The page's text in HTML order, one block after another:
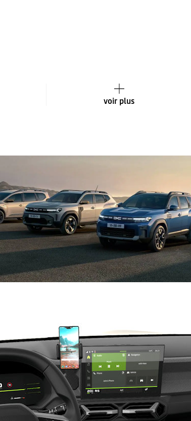
voir plus